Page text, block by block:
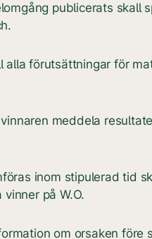
publicerats skall
förutsättningar för
meddela
inom stipulerad tid
på W.O.
om orsaken